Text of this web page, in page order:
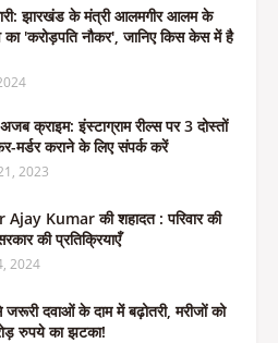
झारखंड के मंत्री आलमगीर आलम के
का 'करोड़पति नौकर', जानिए किस केस में है
क्राइम: इंस्टाग्राम रील्स पर 3 दोस्तों
मर्डर कराने के लिए संपर्क करें
2023
Kumar की शहादत : परिवार की
की प्रतिक्रियाएँ
2024
दवाओं के दाम में बढ़ोतरी, मरीजों को
रुपये का झटका!